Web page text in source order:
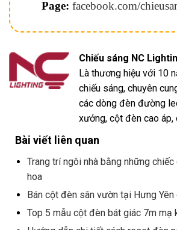
Page: facebook.com/
Chiếu sáng NC
Là thương hiệu với 10
chiếu sáng, chuyên
các dòng đèn đường
xưởng, cột đèn cao áp,
Bài viết liên quan
Trang trí ngôi nhà bằng những
hoa
Bán cột đèn sân vườn tại Hưng
Top 5 mẫu cột đèn bát giác 7m mạ